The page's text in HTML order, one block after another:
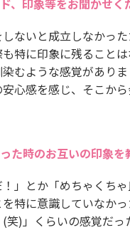
、印象等をお聞かせく
ないと成立しなかっ
特に印象に残ること
むような感覚があり
心感を感じ、そこか
た時のお互いの印象を
」とか「めちゃくち
特に意識していなか
)」くらいの感覚だっ